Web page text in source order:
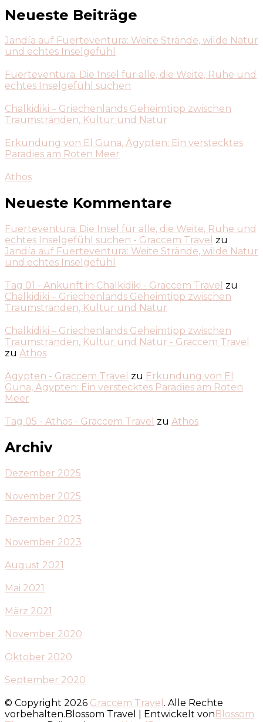
Neueste Beiträge
Jandía auf Fuerteventura: Weite Strände, wilde Natur
und echtes Inselgefühl
Fuerteventura: Die Insel für alle, die Weite, Ruhe und
echtes Inselgefühl suchen
Chalkidiki – Griechenlands Geheimtipp zwischen
Traumstränden, Kultur und Natur
Erkundung von El Guna, Ägypten: Ein verstecktes
Paradies am Roten Meer
Athos
Neueste Kommentare
Fuerteventura: Die Insel für alle, die Weite, Ruhe und
echtes Inselgefühl suchen - Graccem Travel zu
Jandía auf Fuerteventura: Weite Strände, wilde Natur
und echtes Inselgefühl
Tag 01 - Ankunft in Chalkidiki - Graccem Travel zu
Chalkidiki – Griechenlands Geheimtipp zwischen
Traumstränden, Kultur und Natur
Chalkidiki – Griechenlands Geheimtipp zwischen
Traumstränden, Kultur und Natur - Graccem Travel
zu Athos
Ägypten - Graccem Travel zu Erkundung von El
Guna, Ägypten: Ein verstecktes Paradies am Roten
Meer
Tag 05 - Athos - Graccem Travel zu Athos
Archiv
Dezember 2025
November 2025
Dezember 2023
November 2023
August 2021
Mai 2021
März 2021
November 2020
Oktober 2020
September 2020
© Copyright 2026 Graccem Travel . Alle Rechte
vorbehalten. Blossom Travel | Entwickelt von Blossom